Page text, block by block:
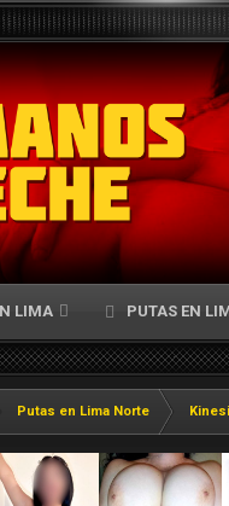
LIMA PUTAS EN
Putas en Lima Norte